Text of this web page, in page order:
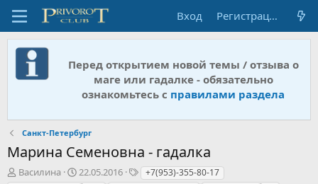
Вход Регистрация
Перед открытием новой темы / отзыва о
маге или гадалке - обязательно
ознакомьтесь с правилами раздела
Санкт-Петербург
Марина Семеновна - гадалка
А
Василина
Д
22.05.2016
Т+7(953)-355-80-17